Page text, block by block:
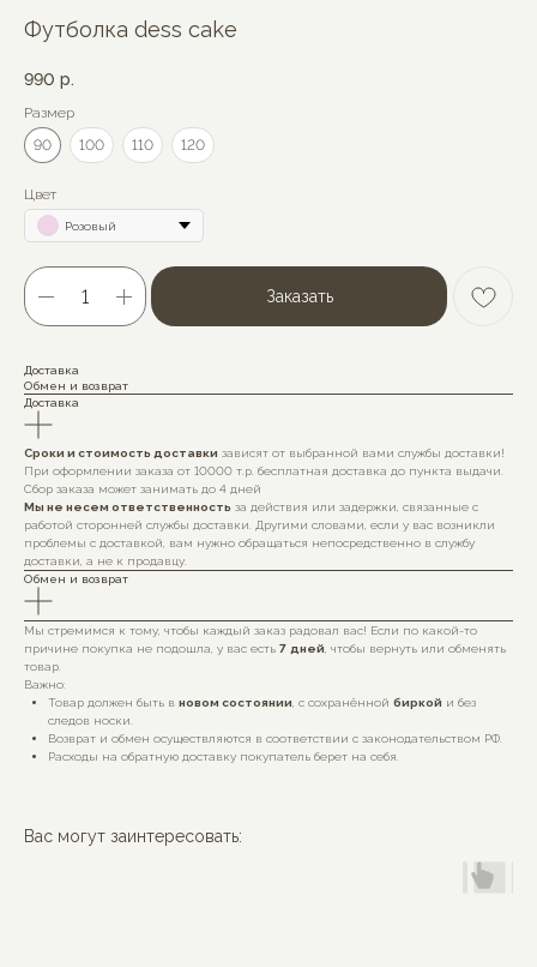
Футболка dess cake
990 р.
Размер
90
100 110 120
Цвет
Розовый
Заказать
Доставка
Обмен и возврат
Доставка
Сроки и стоимость доставки зависят от выбранной вами службы доставки!
При оформлении заказа от 10000 т.р. бесплатная доставка до пункта выдачи.
Сбор заказа может занимать до 4 дней
Мы не несем ответственность за действия или задержки, связанные с
работой сторонней службы доставки. Другими словами, если у вас возникли
проблемы с доставкой, вам нужно обращаться непосредственно в службу
доставки, а не к продавцу.
Обмен и возврат
Мы стремимся к тому, чтобы каждый заказ радовал вас! Если по какой-то
причине покупка не подошла, у вас есть 7 дней , чтобы вернуть или обменять
товар.
Важно:
Товар должен быть в новом состоянии , с сохранённой биркой и без
следов носки.
Возврат и обмен осуществляются в соответствии с законодательством РФ.
Расходы на обратную доставку покупатель берет на себя.
Вас могут заинтересовать: